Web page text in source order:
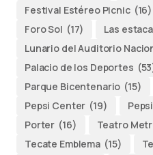
Festival Estéreo Picnic (16)
Foro Sol (17) Las
Lunario del Auditorio
Palacio de los Deportes
Parque Bicentenario (15)
Pepsi Center (19)
Porter (16) Teatro
Tecate Emblema (15)